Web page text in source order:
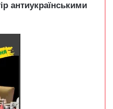
антиукраїнськими